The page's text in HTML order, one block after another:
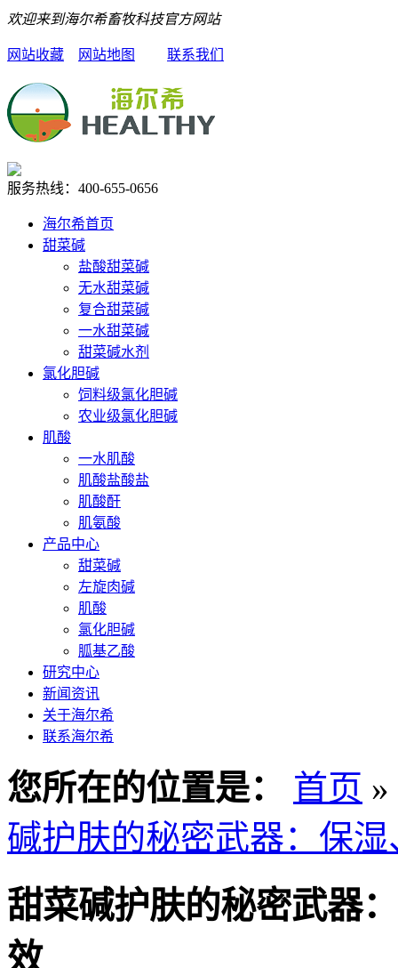
欢迎来到海尔希畜牧科技官方网站
网站收藏 网站地图 联系我们
服务热线： 400-655-0656
海尔希首页
甜菜碱
盐酸甜菜碱
无水甜菜碱
复合甜菜碱
一水甜菜碱
甜菜碱水剂
氯化胆碱
饲料级氯化胆碱
农业级氯化胆碱
肌酸
一水肌酸
肌酸盐酸盐
肌酸酐
肌氨酸
产品中心
甜菜碱
左旋肉碱
肌酸
氯化胆碱
胍基乙酸
研究中心
新闻资讯
关于海尔希
联系海尔希
您所在的位置是： 首页 »
碱护肤的秘密武器：保
甜菜碱护肤的秘密武器
效